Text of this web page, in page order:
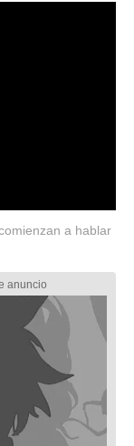
a hablar